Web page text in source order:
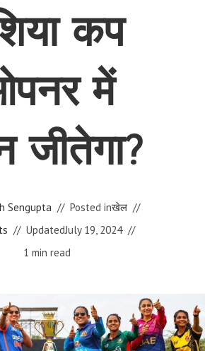
कप
में
जीतेगा?
Sengupta Posted inखेल
UpdatedJuly 19, 2024
1 min read